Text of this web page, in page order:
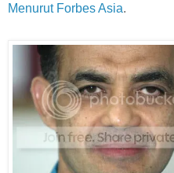
Menurut Forbes Asia.